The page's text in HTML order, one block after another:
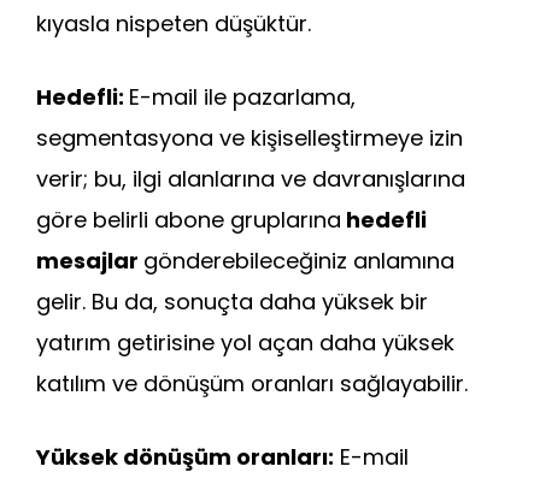
kıyasla nispeten düşüktür.
Hedefli: E-mail ile pazarlama,
segmentasyona ve kişiselleştirmeye izin
verir; bu, ilgi alanlarına ve davranışlarına
göre belirli abone gruplarına hedefli
mesajlar gönderebileceğiniz anlamına
gelir. Bu da, sonuçta daha yüksek bir
yatırım getirisine yol açan daha yüksek
katılım ve dönüşüm oranları sağlayabilir.
Yüksek dönüşüm oranları: E-mail